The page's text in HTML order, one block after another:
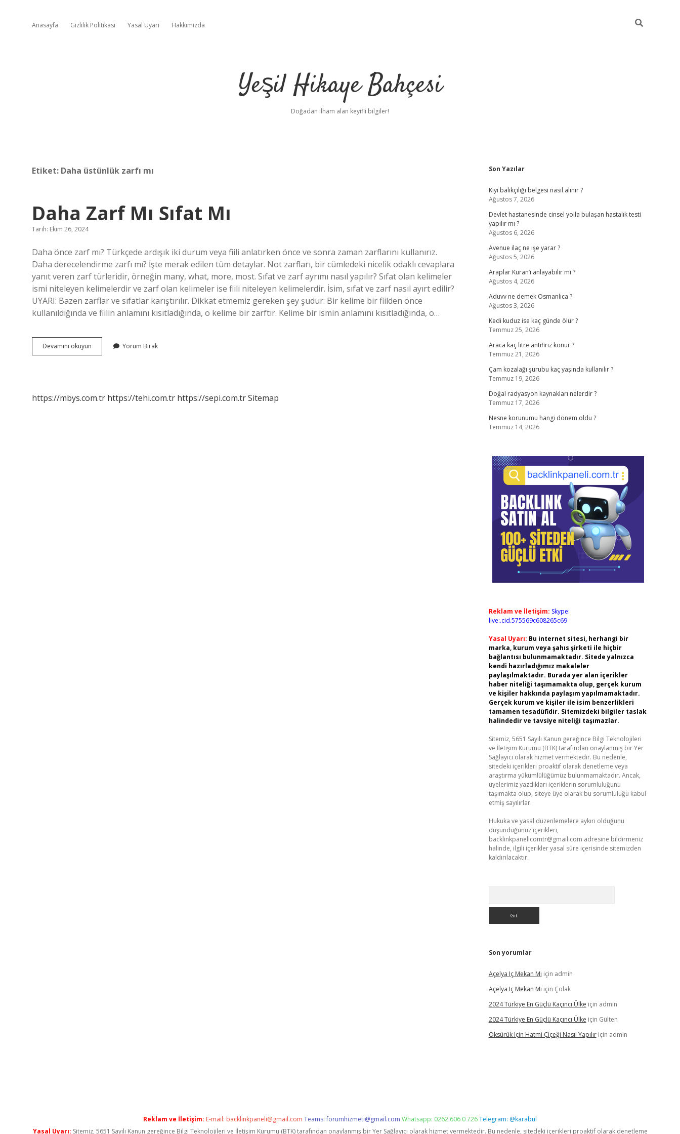
Anasayfa Gizlilik Politikası Yasal Uyarı Hakkımızda
Yeşil Hikaye Bahçesi
Doğadan ilham alan keyifli bilgiler!
Etiket: Daha üstünlük zarfı mı
Daha Zarf Mı Sıfat Mı
Tarih: Ekim 26, 2024
Daha önce zarf mı? Türkçede ardışık iki durum veya fiili anlatırken önce ve sonra zaman zarflarını kullanırız.
Daha derecelendirme zarfı mı? İşte merak edilen tüm detaylar. Not zarfları, bir cümledeki nicelik odaklı cevaplara
yanıt veren zarf türleridir, örneğin many, what, more, most. Sıfat ve zarf ayrımı nasıl yapılır? Sıfat olan kelimeler
ismi niteleyen kelimelerdir ve zarf olan kelimeler ise fiili niteleyen kelimelerdir. İsim, sıfat ve zarf nasıl ayırt edilir?
UYARI: Bazen zarflar ve sıfatlar karıştırılır. Dikkat etmemiz gereken şey şudur: Bir kelime bir fiilden önce
kullanıldığında ve fiilin anlamını kısıtladığında, o kelime bir zarftır. Kelime bir ismin anlamını kısıtladığında, o…
Devamını okuyun
Zarf
Yorum Bırak
https://mbys.com.tr https://tehi.com.tr https://sepi.com.trSitemap
Sidebar
Son Yazılar
Kıyı balıkçılığı belgesi nasıl alınır ?
Ağustos 7, 2026
Devlet hastanesinde cinsel yolla bulaşan hastalık testi
yapılır mı ?
Ağustos 6, 2026
Avenue ilaç ne işe yarar ?
Ağustos 5, 2026
Araplar Kuran’ı anlayabilir mi ?
Ağustos 4, 2026
Aduvv ne demek Osmanlıca ?
Ağustos 3, 2026
Kedi kuduz ise kaç günde ölür ?
Temmuz 25, 2026
Araca kaç litre antifiriz konur ?
Temmuz 21, 2026
Çam kozalağı şurubu kaç yaşında kullanılır ?
Temmuz 19, 2026
Doğal radyasyon kaynakları nelerdir ?
Temmuz 17, 2026
Nesne korunumu hangi dönem oldu ?
Temmuz 14, 2026
Reklam ve İletişim: Skype:
live:.cid.575569c608265c69
Yasal Uyarı: Bu internet sitesi, herhangi bir
marka, kurum veya şahıs şirketi ile hiçbir
bağlantısı bulunmamaktadır. Sitede yalnızca
kendi hazırladığımız makaleler
paylaşılmaktadır. Burada yer alan içerikler
haber niteliği taşımamakta olup, gerçek kurum
ve kişiler hakkında paylaşım yapılmamaktadır.
Gerçek kurum ve kişiler ile isim benzerlikleri
tamamen tesadüfidir. Sitemizdeki bilgiler taslak
halindedir ve tavsiye niteliği taşımazlar.
Sitemiz, 5651 Sayılı Kanun gereğince Bilgi Teknolojileri
ve İletişim Kurumu (BTK) tarafından onaylanmış bir Yer
Sağlayıcı olarak hizmet vermektedir. Bu nedenle,
sitedeki içerikleri proaktif olarak denetleme veya
araştırma yükümlülüğümüz bulunmamaktadır. Ancak,
üyelerimiz yazdıkları içeriklerin sorumluluğunu
taşımakta olup, siteye üye olarak bu sorumluluğu kabul
etmiş sayılırlar.
Hukuka ve yasal düzenlemelere aykırı olduğunu
düşündüğünüz içerikleri,
backlinkpanelicomtr@gmail.com adresine bildirmeniz
halinde, ilgili içerikler yasal süre içerisinde sitemizden
kaldırılacaktır.
Son yorumlar
Açelya Iç Mekan Mı için admin
Açelya Iç Mekan Mı için Çolak
2024 Türkiye En Güçlü Kaçıncı Ülke için admin
2024 Türkiye En Güçlü Kaçıncı Ülke için Gülten
Öksürük Için Hatmi Çiçeği Nasıl Yapılıriçin admin
Reklam ve İletişim: E-mail: backlinkpaneli@gmail.com Teams:forumhizmeti@gmail.com Whatsapp: 0262 606 0 726Telegram: @karabul
Yasal Uyarı: Sitemiz, 5651 Sayılı Kanun gereğince Bilgi Teknolojileri ve İletişim Kurumu (BTK) tarafından onaylanmış bir Yer Sağlayıcı olarak hizmet vermektedir. Bu nedenle, sitedeki içerikleri proaktif olarak denetleme